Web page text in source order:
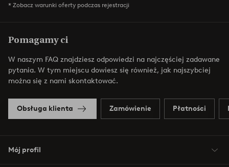
* Zobacz warunki oferty podczas rejestracji
Pomagamy ci
W naszym FAQ znajdziesz odpowiedzi na najczęściej zadawane
pytania. W tym miejscu dowiesz się również, jak najszybciej
można się z nami skontaktować.
Obsługa klienta Zamówienie Płatności
Mój profil